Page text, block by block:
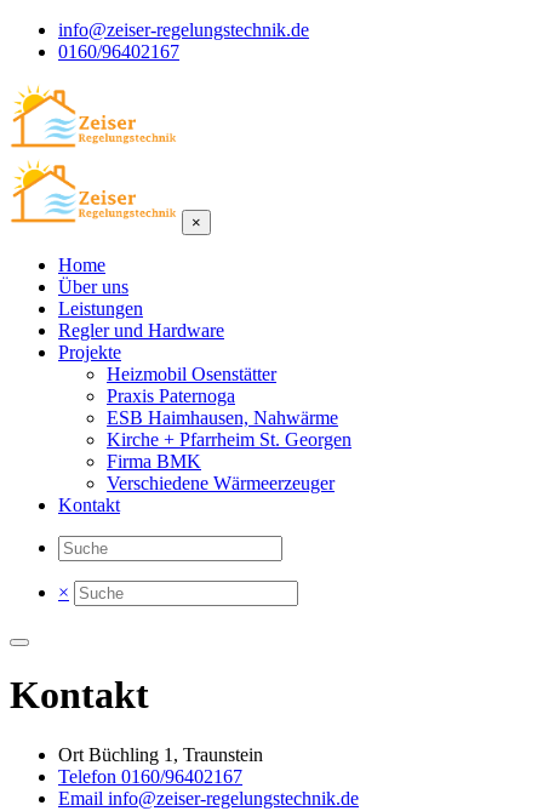
info@zeiser-regelungstechnik.de
0160/96402167
×
Home
Über uns
Leistungen
Regler und Hardware
Projekte
Heizmobil Osenstätter
Praxis Paternoga
ESB Haimhausen, Nahwärme
Kirche + Pfarrheim St. Georgen
Firma BMK
Verschiedene Wärmeerzeuger
Kontakt
×
Kontakt
Ort Büchling 1, Traunstein
Telefon 0160/96402167
Email info@zeiser-regelungstechnik.de